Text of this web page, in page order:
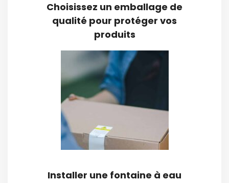
Choisissez un emballage de
qualité pour protéger vos
produits
Installer une fontaine à eau